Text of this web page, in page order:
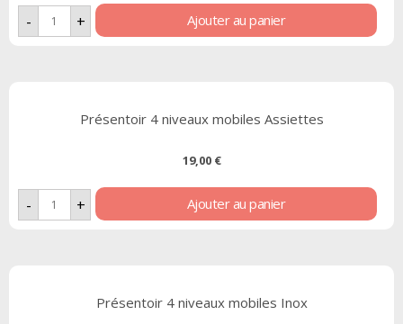
- + Ajouter au panier
Présentoir 4 niveaux mobiles Assiettes
19,00 €
- + Ajouter au panier
Présentoir 4 niveaux mobiles Inox